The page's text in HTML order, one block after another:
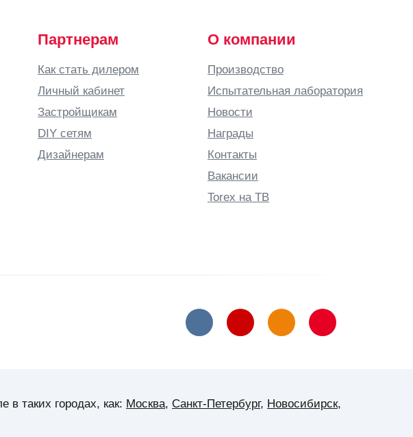
Партнерам
Как стать дилером
Личный кабинет
Застройщикам
DIY сетям
Дизайнерам
О компании
Производство
Испытательная лаборатория
Новости
Награды
Контакты
Вакансии
Torex на ТВ
таких городах, как: Москва, Санкт-Петербург, Новосибирск,